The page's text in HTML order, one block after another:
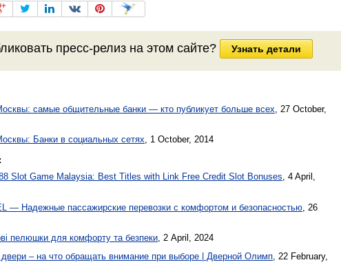
пресс-релизна этом сайте? Узнать детали
самые общительные банки — кто публикует больше всех
27 October,
Банки в социальных сетях
1 October, 2014
Slot Game Malaysia: Best Titles with Link Free Credit Slot Bonuses, 4 April,
— Надежные пассажирские перевозки с комфортом и безопасностью , 26
пелюшки для комфорту та безпеки , 2 April, 2024
– на что обращать внимание при выборе | Дверной Олимп , 22 February,